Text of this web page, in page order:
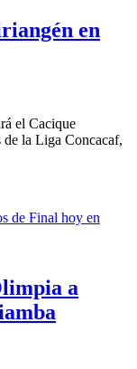
en
el Cacique
la Liga Concacaf,
a